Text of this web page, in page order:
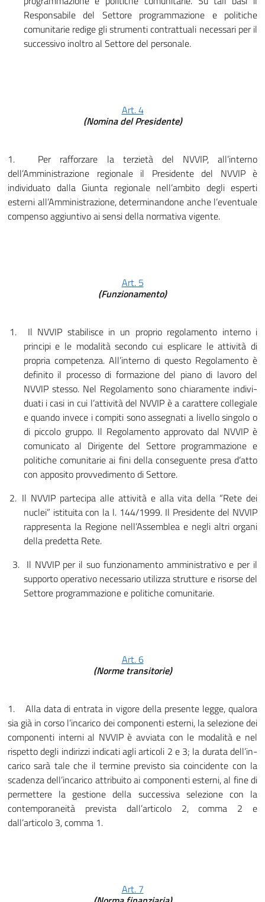
Responsabile del Settore programmazione e politiche
comunitarie redige gli strumenti contrattuali necessari per il
successivo inoltro al Settore del personale.
Art. 4
(Nomina del Presidente)
1.
Per rafforzare la terzietà del NVVIP, all’in­terno
dell’Amministrazione regionale il Presidente del NVVIP è
individuato dalla Giunta regionale nell’ambito degli esperti
esterni all’Amministrazione, determinandone anche l’eventuale
compenso aggiuntivo ai sensi della normativa vigente.
Art. 5
(Funzionamento)
1.
Il NVVIP stabilisce in un proprio regola­mento interno i
principi e le modalità secondo cui esplicare le attività di
propria competenza. All’in­terno di questo Regolamento è
definito il processo di formazione del piano di lavoro del
NVVIP stesso. Nel Regolamento sono chiaramente indivi­
duati i casi in cui l’attività del NVVIP è a carattere collegiale
e quando invece i compiti sono assegnati a livello singolo o
di piccolo gruppo. Il Regolamento approvato dal NVVIP è
comunicato al Dirigente del Settore programmazione e
politiche comunitarie ai fini della conseguente presa d’atto
con apposito provvedimento di Settore.
2. Il NVVIP partecipa alle attività e alla vita della “Rete dei
nuclei” istituita con la l. 144/1999. Il Presidente del NVVIP
rappresenta la Regione nell’Assemblea e negli altri organi
della predetta Rete.
3. Il NVVIP per il suo funzionamento amministrativo e per il
supporto operativo necessario utilizza strutture e risorse del
Settore programmazione e politiche comunitarie.
Art. 6
(Norme transitorie)
1.
Alla data di entrata in vigore della presente legge, qualora
sia già in corso l’incarico dei componenti esterni, la selezione dei
componenti interni al NVVIP è avviata con le modalità e nel
rispetto degli indirizzi indicati agli articoli 2 e 3; la durata dell’in­
carico sarà tale che il termine previsto sia coincidente con la
scadenza dell’incarico attribuito ai componenti esterni, al fine di
permettere la gestione della successiva selezione con la
contemporaneità prevista dall’articolo 2, comma 2 e
dall’articolo 3, comma 1.
Art. 7